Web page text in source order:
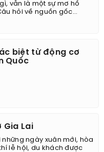
vẫn là một sự mơ hồ
hỏi về nguồn gốc...
biệt từ động cơ
Quốc
Gia Lai
những ngày xuân mới, hòa
lễ hội, du khách được